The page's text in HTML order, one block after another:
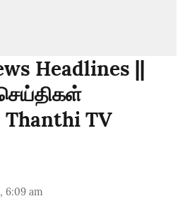
Headlines ||
Thanthi TV
6:09 am